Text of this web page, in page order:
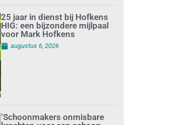
25 jaar in dienst bij Hofkens
HIG: een bijzondere mijlpaal
voor Mark Hofkens
augustus 6, 2026
‘Schoonmakers onmisbare